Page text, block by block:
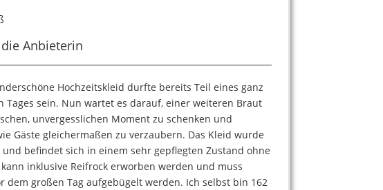
Anbieterin
Hochzeitskleid durfte bereits Teil eines ganz
Tages sein. Nun wartet es darauf, einer weiteren Braut
unvergesslichen Moment zu schenken und
Gäste gleichermaßen zu verzaubern. Das Kleid wurde
und befindet sich in einem sehr gepflegten Zustand ohne
kann inklusive Reifrock erworben werden und muss
dem großen Tag aufgebügelt werden. Ich selbst bin 162